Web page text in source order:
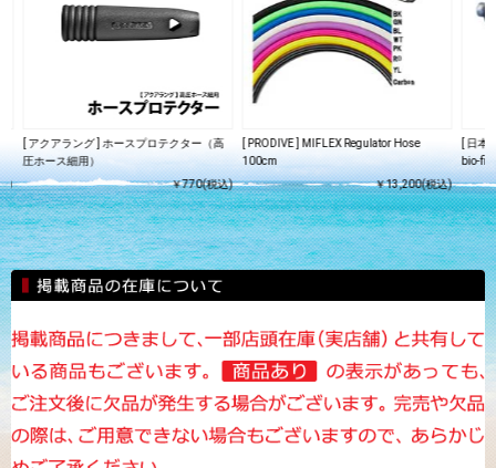
)
[ アクアラング ] ホースプロテクター（高
圧ホース細用）
￥770(税込)
[ PRODIVE ] MIFLEX Regulator Hose
100cm
￥13,200(税込)
[ 日
bio-